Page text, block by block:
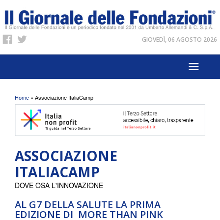
GIOVEDÌ, 06 AGOSTO 2026
Tu sei qui
Home » Associazione ItaliaCamp
ASSOCIAZIONE
ITALIACAMP
AL G7 DELLA SALUTE LA PRIMA
EDIZIONE DI MORE THAN PINK
DOVE OSA L'INNOVAZIONE